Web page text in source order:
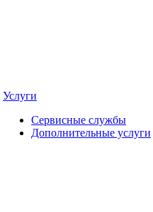
Услуги
Сервисные службы
Дополнительные услуги